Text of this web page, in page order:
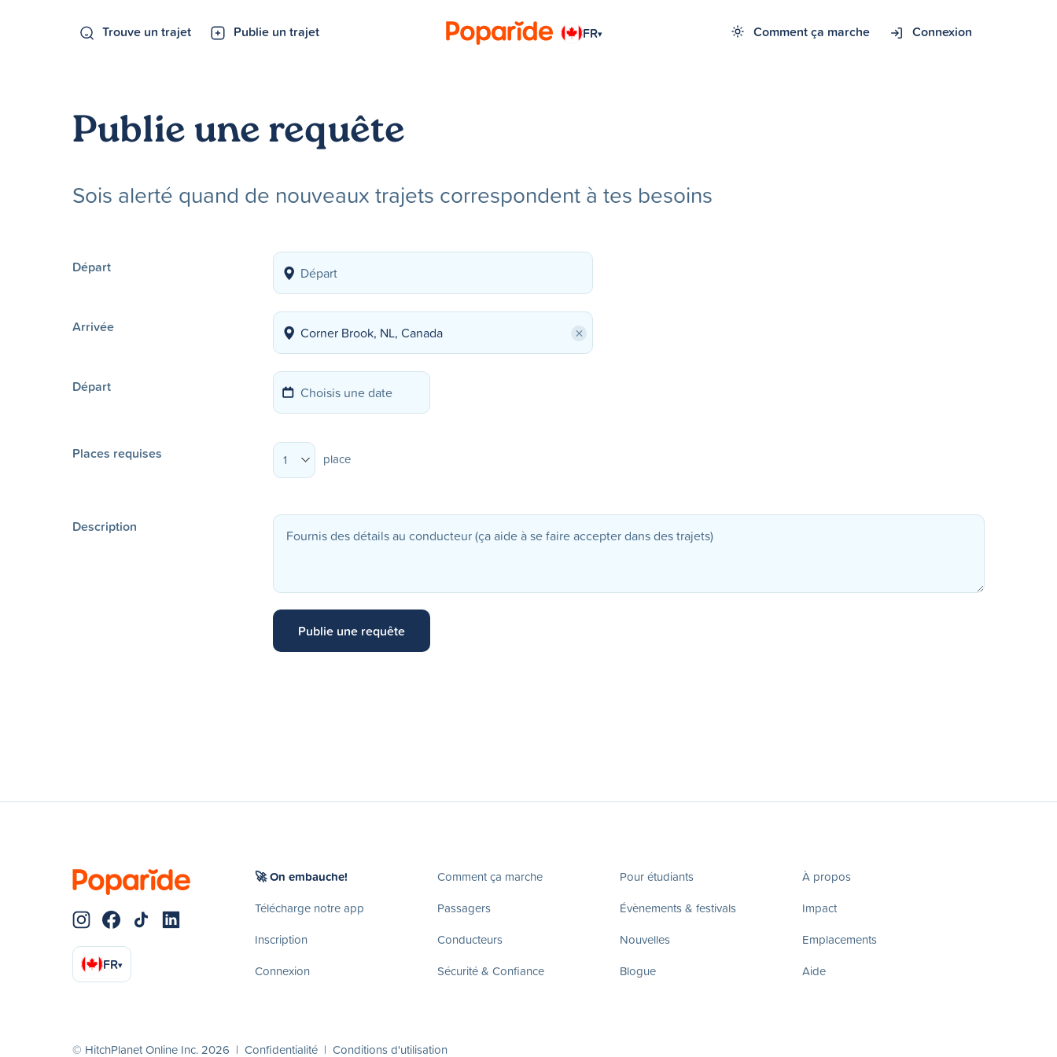
Trouve un trajet Publie un trajet FR▾ Comment ça marche Connexion
Publie une requête
Sois alerté quand de nouveaux trajets correspondent à tes besoins
Départ
Arrivée ×
Départ
Places requises 1 place
Description
FR▾
🚀 On embauche!
Télécharge notre app
Inscription
Connexion
Comment ça marche
Passagers
Conducteurs
Sécurité & Confiance
Pour étudiants
Évènements & festivals
Nouvelles
Blogue
À propos
Impact
Emplacements
Aide
© HitchPlanet Online Inc. 2026 | Confidentialité | Conditions d'utilisation